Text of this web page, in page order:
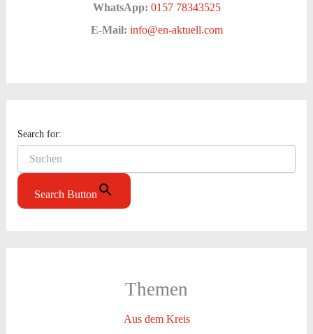
WhatsApp: 0157 78343525
E-Mail: info@en-aktuell.com
Search for:
Search Button
Themen
Aus dem Kreis